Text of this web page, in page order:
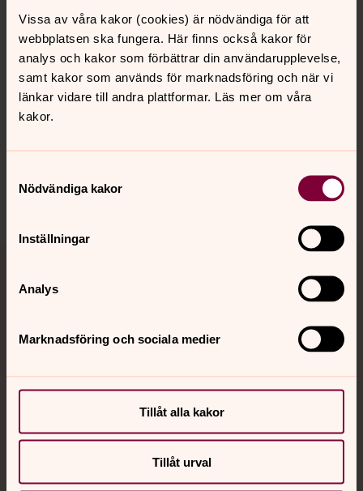
Vissa av våra kakor (cookies) är nödvändiga för att
webbplatsen ska fungera. Här finns också kakor för
analys och kakor som förbättrar din användarupplevelse,
samt kakor som används för marknadsföring och när vi
länkar vidare till andra plattformar. Läs mer om våra
kakor.
Nödvändiga kakor
Inställningar
Analys
Marknadsföring och sociala medier
Tillåt alla kakor
Tillåt urval
Kalender
Hitta snabbt
Sociala kanaler
Jourhavande präst
med en präst på kvällar och nätter.